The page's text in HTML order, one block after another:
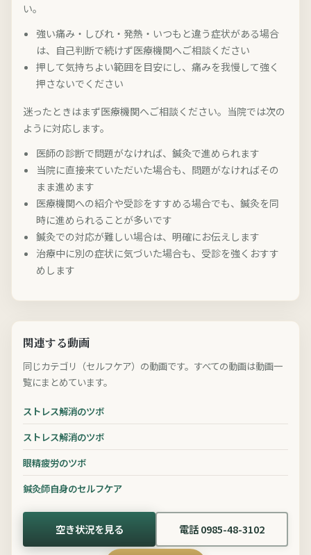
い。
強い痛み・しびれ・発熱・いつもと違う症状がある場合
は、自己判断で続けず医療機関へご相談ください
押して気持ちよい範囲を目安にし、痛みを我慢して強く
押さないでください
迷ったときはまず医療機関へご相談ください。当院では次の
ように対応します。
医師の診断で問題がなければ、鍼灸で進められます
当院に直接来ていただいた場合も、問題がなければその
まま進めます
医療機関への紹介や受診をすすめる場合でも、鍼灸を同
時に進められることが多いです
鍼灸での対応が難しい場合は、明確にお伝えします
治療中に別の症状に気づいた場合も、受診を強くおすす
めします
関連する動画
同じカテゴリ（セルフケア）の動画です。すべての動画は動画一
覧にまとめています。
ストレス解消のツボ
ストレス解消のツボ
眼精疲労のツボ
鍼灸師自身のセルフケア
空き状況を見る 電話 0985-48-3102